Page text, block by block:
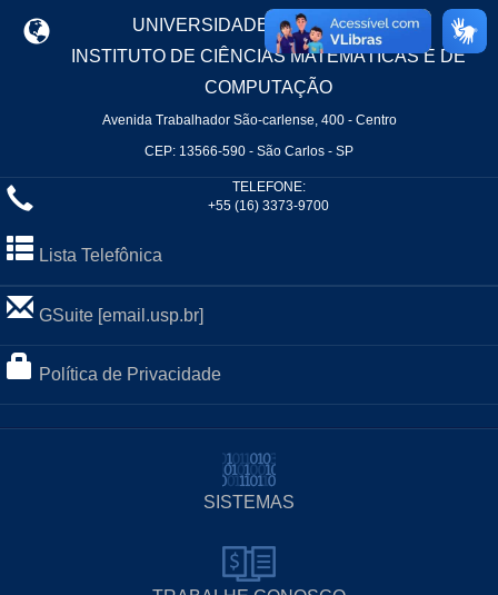
UNIVERSIDADE DE SÃO PAULO
INSTITUTO DE CIÊNCIAS MATEMÁTICAS E DE
COMPUTAÇÃO
Avenida Trabalhador São-carlense, 400 - Centro
CEP: 13566-590 - São Carlos - SP
TELEFONE:
+55 (16) 3373-9700
Lista Telefônica
GSuite [email.usp.br]
Política de Privacidade
SISTEMAS